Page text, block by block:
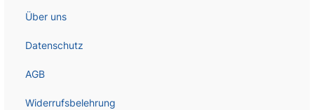
Über uns
Datenschutz
AGB
Widerrufsbelehrung